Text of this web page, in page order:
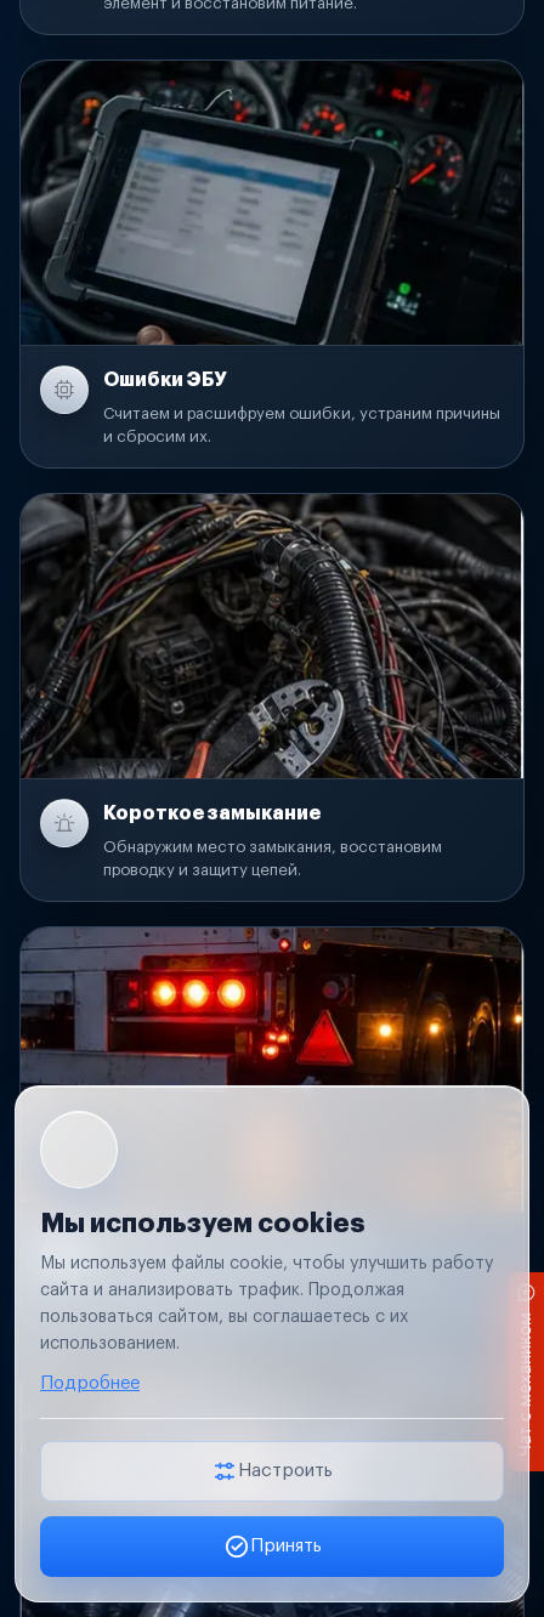
элемент и восстановим питание.
Ошибки ЭБУ
Считаем и расшифруем ошибки, устраним причины
и сбросим их.
Короткое замыкание
Обнаружим место замыкания, восстановим
проводку и защиту цепей.
Проверим проводку и разъемы, восстановим
освещение прицепа.
Мы используем cookies
Мы используем файлы cookie, чтобы улучшить работу
сайта и анализировать трафик. Продолжая
пользоваться сайтом, вы соглашаетесь с их
использованием.
Подробнее
Настроить
Принять
Заявка онлайн
Чат с механиком